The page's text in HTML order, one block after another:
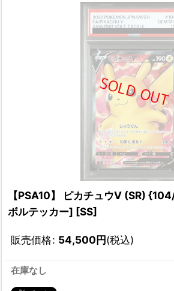
【PSA10】 ピカチュウV (SR)
ボルテッカー] [SS]
販売価格: 54,500円(税込)
在庫なし